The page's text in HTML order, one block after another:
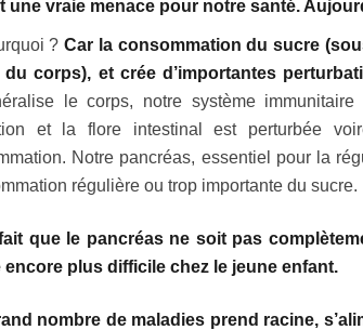
une vraie menace pour notre santé.
?Car la consommation du sucre
du corps), et crée d’importantes
le corps, notre système
et la flore intestinal est perturbée
Notre pancréas, essentiel pour la
régulière ou trop importante du sucre.
que le pancréas ne soit pas
encore plus difficile chez le jeune enfant.
nombre de maladies prend racine,